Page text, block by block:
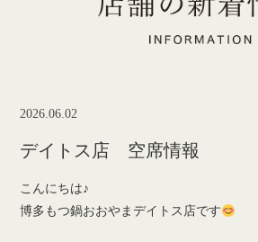
2026.06.02
デイトス店 空席情報
こんにちは♪
博多もつ鍋おおやまデイトス店です